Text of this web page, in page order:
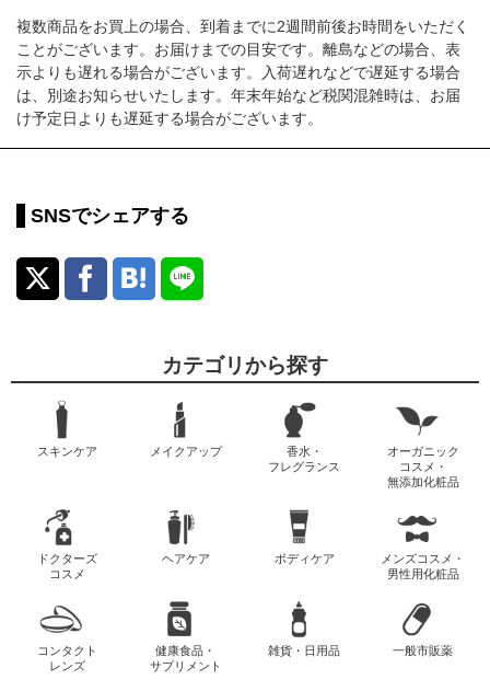
複数商品をお買上の場合、到着までに2週間前後お時間をいただく
ことがございます。お届けまでの目安です。離島などの場合、表
示よりも遅れる場合がございます。入荷遅れなどで遅延する場合
は、別途お知らせいたします。年末年始など税関混雑時は、お届
け予定日よりも遅延する場合がございます。
SNSでシェアする
カテゴリから探す
スキンケア メイクアップ
香水・
フレグランス
オーガニック
コスメ・
無添加化粧品
ドクターズ
コスメ
ヘアケア ボディケア
メンズコスメ・
男性用化粧品
コンタクト
レンズ
健康食品・
サプリメント
雑貨・日用品 一般市販薬